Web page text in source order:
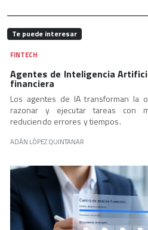
Te puede interesar
FINTECH
Agentes de Inteligencia
financiera
Los agentes de IA transforman la
razonar y ejecutar tareas con
reduciendo errores y tiempos.
ADÁN LÓPEZ QUINTANAR